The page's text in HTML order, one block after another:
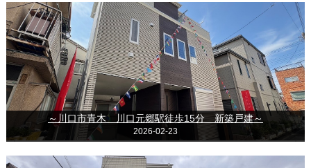
～川口市青木 川口元郷駅徒歩15分 新築戸建～
2026-02-23